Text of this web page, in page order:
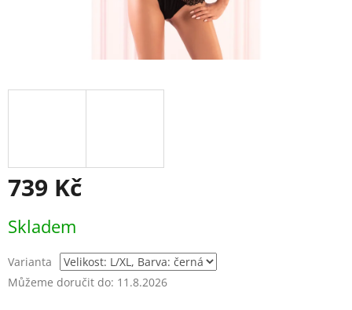
739 Kč
cena:
Skladem
Varianta
Můžeme doručit do: 11.8.2026